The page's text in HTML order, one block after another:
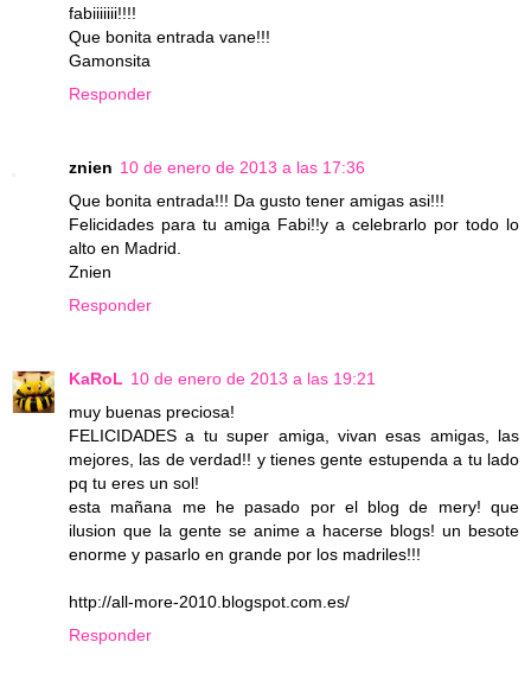
fabiiiiiii!!!!
Que bonita entrada vane!!!
Gamonsita
Responder
znien 10 de enero de 2013 a las 17:36
Que bonita entrada!!! Da gusto tener amigas asi!!!
Felicidades para tu amiga Fabi!!y a celebrarlo por todo lo
alto en Madrid.
Znien
Responder
KaRoL 10 de enero de 2013 a las 19:21
muy buenas preciosa!
FELICIDADES a tu super amiga, vivan esas amigas, las
mejores, las de verdad!! y tienes gente estupenda a tu lado
pq tu eres un sol!
esta mañana me he pasado por el blog de mery! que
ilusion que la gente se anime a hacerse blogs! un besote
enorme y pasarlo en grande por los madriles!!!
http://all-more-2010.blogspot.com.es/
Responder